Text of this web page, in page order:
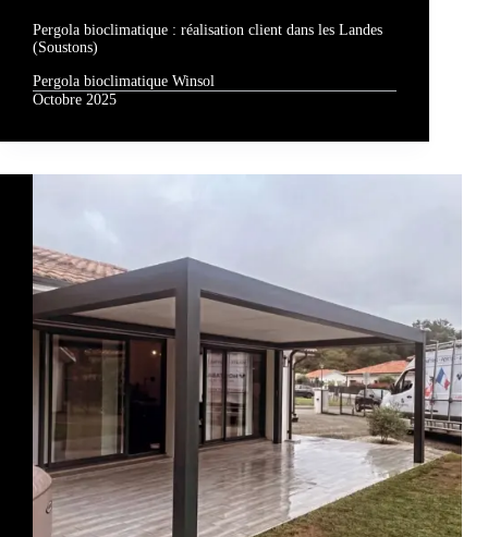
Pergola bioclimatique : réalisation client dans les Landes
(Soustons)
Pergola bioclimatique Winsol
Octobre 2025